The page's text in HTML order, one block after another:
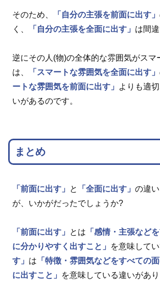
そのため、 「自分の主張を前面に出す」
く、
「自分の主張を全面に出す」 は間
逆にその人(物)の全体的な雰囲気がスマ
は、
「スマートな雰囲気を全面に出す」
ートな雰囲気を前面に出す」
よりも適
いがあるのです。
まとめ
「前面に出す」 と 「全面に出す」 の違
が、いかがだったでしょうか?
「前面に出す」 とは 「感情・主張など
に分かりやすく出すこと」
を意味してい
す」 は 「特徴・雰囲気などをすべての
に出すこと」
を意味している違いがあり